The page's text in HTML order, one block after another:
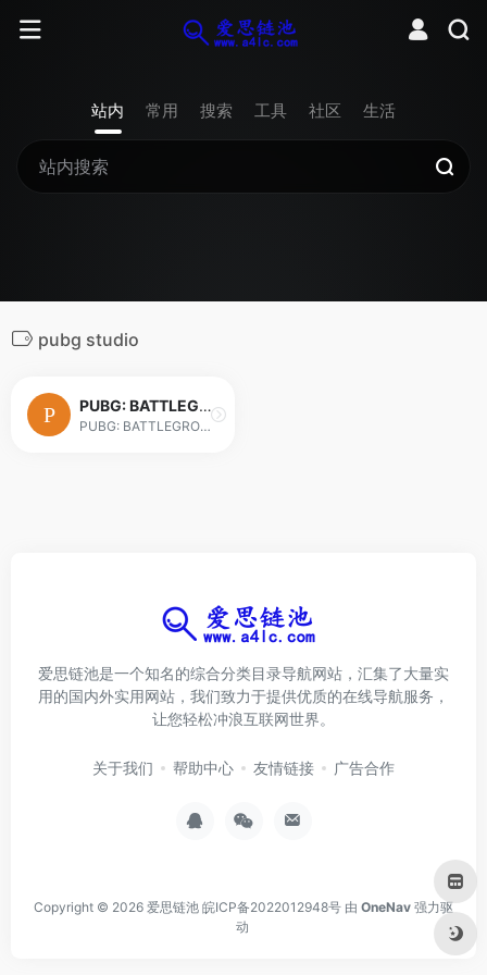
站内 常用 搜索 工具 社区 生活
pubg studio
PUBG: BATTLEGROUNDS
PUBG: BATTLEGROUNDS is a battle royale that pits 100 players against each other. Outplay your opponents to become the lone survivor. Play free now!
爱思链池是一个知名的综合分类目录导航网站，汇集了大量实
用的国内外实用网站，我们致力于提供优质的在线导航服务，
让您轻松冲浪互联网世界。
关于我们 帮助中心 友情链接 广告合作
Copyright © 2026 爱思链池 皖ICP备2022012948号 由 OneNav 强力驱
动